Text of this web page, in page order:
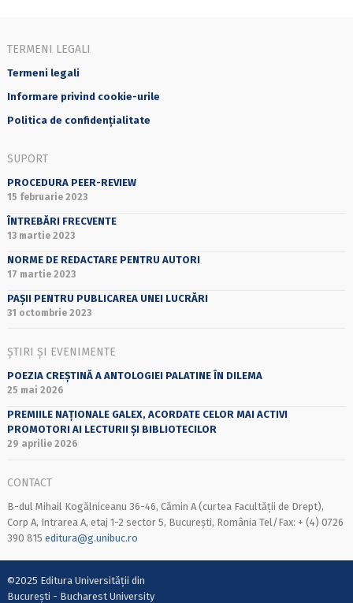
TERMENI LEGALI
Termeni legali
Informare privind cookie-urile
Politica de confidențialitate
SUPORT
PROCEDURA PEER-REVIEW
15 februarie 2023
ÎNTREBĂRI FRECVENTE
13 martie 2023
NORME DE REDACTARE PENTRU AUTORI
17 martie 2023
PAȘII PENTRU PUBLICAREA UNEI LUCRĂRI
31 octombrie 2023
ȘTIRI ȘI EVENIMENTE
POEZIA CREȘTINĂ A ANTOLOGIEI PALATINE ÎN DILEMA
25 mai 2026
PREMIILE NAȚIONALE GALEX, ACORDATE CELOR MAI ACTIVI
PROMOTORI AI LECTURII ȘI BIBLIOTECILOR
29 aprilie 2026
CONTACT
B-dul Mihail Kogălniceanu 36-46, Cămin A (curtea Facultății de Drept),
Corp A, Intrarea A, etaj 1-2 sector 5, București, România Tel/Fax: + (4) 0726
390 815 editura@g.unibuc.ro
©2025 Editura Universității din
București - Bucharest University